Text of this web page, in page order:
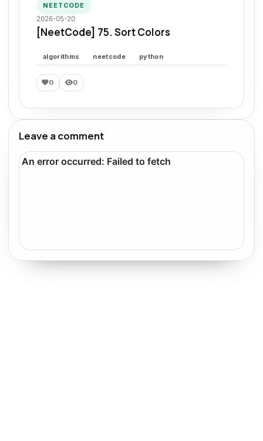
NEETCODE
2026-05-20
[NeetCode] 75. Sort Colors
algorithms neetcode python
0 0
Leave a comment